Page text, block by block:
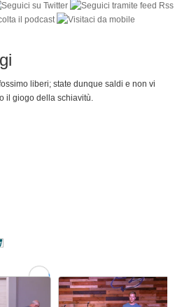
liberi; state dunque saldi e non vi
il giogo della schiavitù.